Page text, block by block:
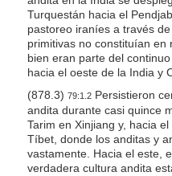
Turquestán hacia el
pastoreo iraníes a través
primitivas no constituían en
bien eran parte del
hacia el oeste de la India y
(878.3) 79:1.2Persistieron
andita durante casi quince
Tarim en Xinjiang y, hacia
Tíbet, donde los anditas y
vastamente. Hacia el este,
verdadera cultura andita